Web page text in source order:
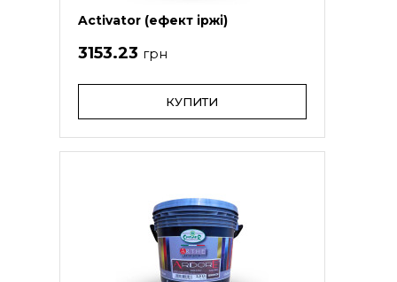
Activator (ефект іржі)
3153.23 грн
КУПИТИ